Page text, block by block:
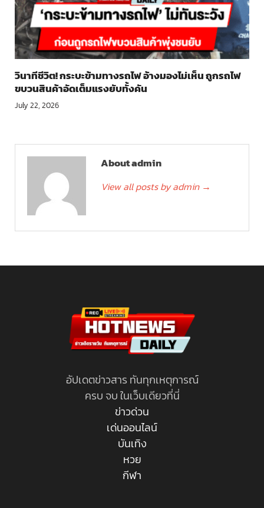
วินาทีชีวิต! กระบะข้ามทางรถไฟ อ้างมองไม่เห็น ถูกรถไฟ
ขบวนสินค้าอัดเต็มแรงยับทั้งคัน
July 22, 2026
About admin
View all posts by admin →
อัปเดตข่าวสาร ทันทุกเหตุการณ์
ครบ จบ ในเว็บเดียวที่นี่
ข่าวด่วน
เด่นออนไลน์
บันเทิง
หวย
กีฬา